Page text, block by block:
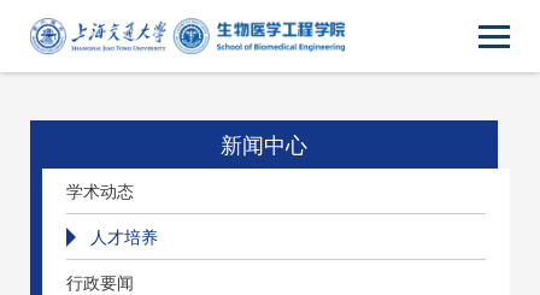
新闻中心
学术动态
人才培养
行政要闻